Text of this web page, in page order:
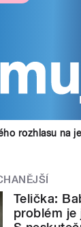
rozhlasu na
Telička:
problém je